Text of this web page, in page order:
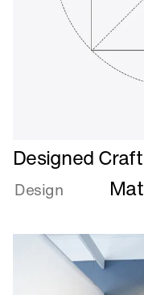
Læs
mere
om
Designed Craft
Design